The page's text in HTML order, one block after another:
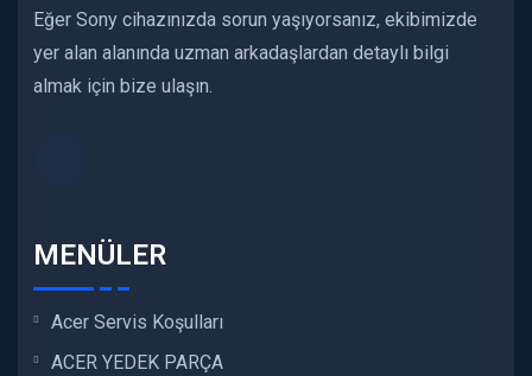
Eğer Sony cihazınızda sorun yaşıyorsanız, ekibimizde
yer alan alanında uzman arkadaşlardan detaylı bilgi
almak için bize ulaşın.
MENÜLER
Acer Servis Koşulları
ACER YEDEK PARÇA